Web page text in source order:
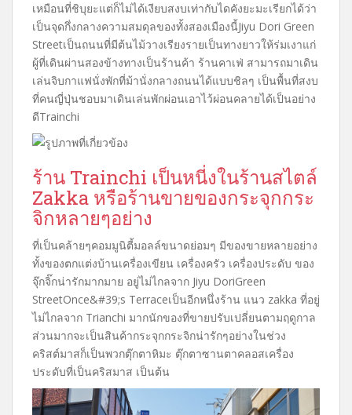
เหมือนที่ชิบุยะแต่ก็ไม่ได้เงียบสงบเท่ากับไดคังยะมะเรียกได้ว่า
เป็นจุดกึ่งกลางความสมดุลของทั้งสองเมืองนี้Jiyu Dori Green
Streetเป็นถนนที่มีต้นไม้วางเรียงรายเป็นทางยาวให้ร่มเงาแก่
ผู้ที่เดินผ่านสองข้างทางเป็นร้านค้า ร้านคาเฟ่ สามารถมาเดิน
เล่นจิบกาแฟนั่งพักที่ม้านั่งกลางถนนได้แบบชิลๆ เป็นพื้นที่สงบ
ที่คนญี่ปุ่นชอบมาเดินเล่นพักผ่อนเอาไว้ผ่อนคลายได้เป็นอย่าง
ดีTrainchi
ร้าน Trainchi เป็นหนี่งในร้านสไตล์
Zakka หรือร้านขายของกระจุกกระ
จิกหลายๆอย่าง
ที่เป็นคล้ายๆคอมมูนิตี้มอลล์ขนาดย่อมๆ มีของขายหลายอย่าง
ทั้งของตกแต่งบ้านเครื่องเขียน เครื่องครัว เครื่องประดับ ของ
จุ๊กจิ๊กน่ารักมากมาย อยู่ไม่ไกลจาก Jiyu DoriGreen
StreetOnce&#39;s Terraceเป็นอีกหนึ่งร้าน แนว zakka ที่อยู่
ไม่ไกลจาก Trianchi มากนักของที่ขายปรับเปลี่ยนตามฤดูกาล
ส่วนมากจะเป็นสินค้ากระจุกกระจิกน่ารักๆอย่างในช่วง
คริสต์มาสก็เป็นพวกตุ๊กตาหิมะ ตุ๊กตาซานตาคลอสเครื่อง
ประดับที่เป็นคริสมาส เป็นต้น